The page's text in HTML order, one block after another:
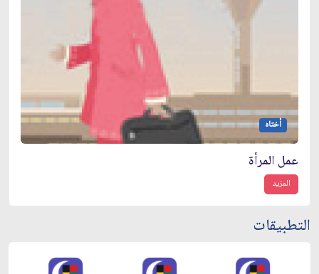
أختاه
عمل المرأة
المزيد
التطبيقات